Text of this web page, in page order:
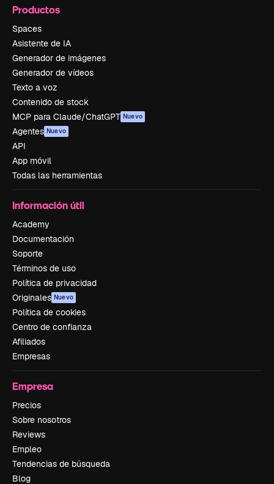
Productos
Spaces
Asistente de IA
Generador de imágenes
Generador de vídeos
Texto a voz
Contenido de stock
MCP para Claude/ChatGPT Nuevo
Agentes Nuevo
API
App móvil
Todas las herramientas
Información útil
Academy
Documentación
Soporte
Términos de uso
Política de privacidad
Originales Nuevo
Política de cookies
Centro de confianza
Afiliados
Empresas
Empresa
Precios
Sobre nosotros
Reviews
Empleo
Tendencias de búsqueda
Blog